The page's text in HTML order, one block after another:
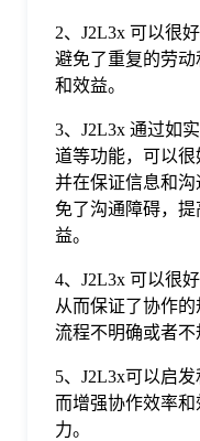
2、J2L3x 可以很
避免了重复的劳
和效益。
3、J2L3x 通过如
道等功能，可以很
并在保证信息和
免了沟通障碍，
益。
4、J2L3x 可以很
从而保证了协作
流程不明确或者不
5、J2L3x可以启
而增强协作效率
力。